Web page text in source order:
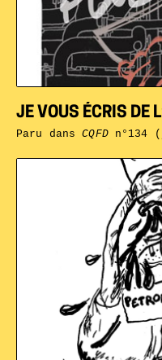
JE VOUS ÉCRIS DE
Paru dansCQFDn°134